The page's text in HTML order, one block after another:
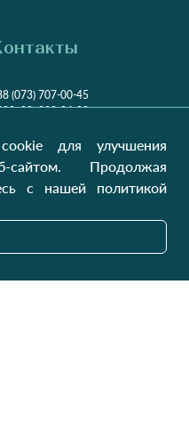
(073) 707-00-45
(99) 302-84-98
звонок?
Пт9:00 - 16:00
Вихідний
для улучшения
сайтом. Продолжая
с нашей политикой